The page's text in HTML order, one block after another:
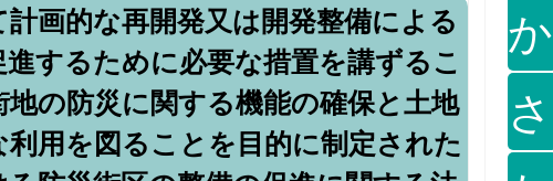
画的な再開発又は開発整備による
するために必要な措置を講ずるこ
の防災に関する機能の確保と土地
用を図ることを目的に制定された
か
さ